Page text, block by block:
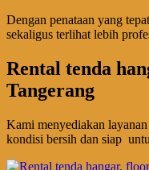
Dengan penataan yang
sekaligus terlihat lebih
Rental tenda
Tangerang
Kami menyediakan
kondisi bersih dan siap